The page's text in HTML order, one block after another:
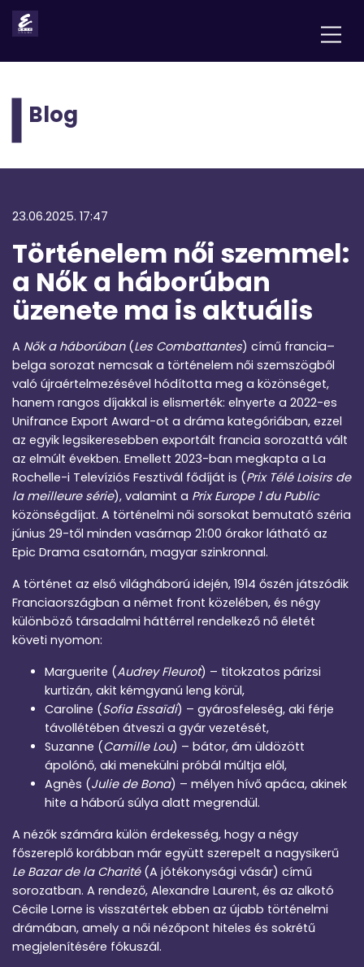
Blog
23.06.2025. 17:47
Történelem női szemmel:
a Nők a háborúban
üzenete ma is aktuális
A Nők a háborúban(Les Combattantes) című francia–
belga sorozat nemcsak a történelem női szemszögből
való újraértelmezésével hódította meg a közönséget,
hanem rangos díjakkal is elismerték: elnyerte a 2022-es
Unifrance Export Award-ot a dráma kategóriában, ezzel
az egyik legsikeresebben exportált francia sorozattá vált
az elmúlt években. Emellett 2023-ban megkapta a La
Rochelle-i Televíziós Fesztivál fődíját is (Prix Télé Loisirs de
la meilleure série), valamint a Prix Europe 1 du Public
közönségdíjat. A történelmi női sorsokat bemutató széria
június 29-től minden vasárnap 21:00 órakor látható az
Epic Drama csatornán, magyar szinkronnal.
A történet az első világháború idején, 1914 őszén játszódik
Franciaországban a német front közelében, és négy
különböző társadalmi háttérrel rendelkező nő életét
követi nyomon:
Marguerite (Audrey Fleurot) – titokzatos párizsi
kurtizán, akit kémgyanú leng körül,
Caroline (Sofia Essaïdi) – gyárosfeleség, aki férje
távollétében átveszi a gyár vezetését,
Suzanne (Camille Lou) – bátor, ám üldözött
ápolónő, aki menekülni próbál múltja elől,
Agnès (Julie de Bona) – mélyen hívő apáca, akinek
hite a háború súlya alatt megrendül.
A nézők számára külön érdekesség, hogy a négy
főszereplő korábban már együtt szerepelt a nagysikerű
Le Bazar de la Charité(A jótékonysági vásár) című
sorozatban. A rendező, Alexandre Laurent, és az alkotó
Cécile Lorne is visszatértek ebben az újabb történelmi
drámában, amely a női nézőpont hiteles és sokrétű
megjelenítésére fókuszál.